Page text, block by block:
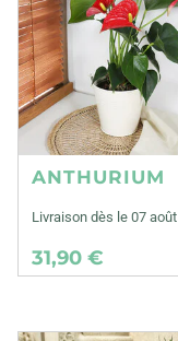
ANTHURIUM
Livraison dès le 07 août
31,90 €